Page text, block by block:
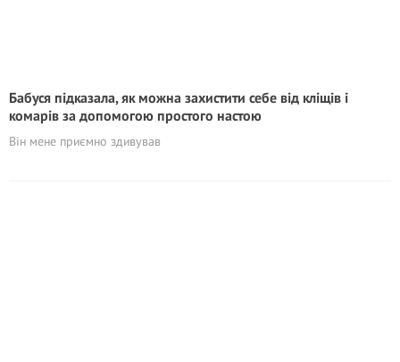
Бабуся підказала, як можна захистити себе від кліщів і
комарів за допомогою простого настою
Він мене приємно здивував